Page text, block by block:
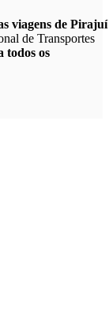
viagens de Pirajuí
de Transportes
todos os